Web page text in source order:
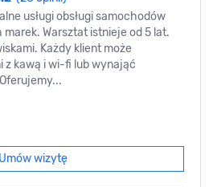
usługi obsługi samochodów
Warsztat istnieje od 5 lat.
Każdy klient może
z kawą i wi-fi lub wynająć
Umów wizytę